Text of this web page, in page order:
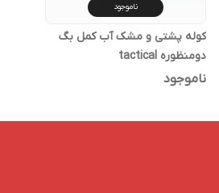
ناموجود
کوله پشتی و مشک آب کمل بگ
دومنظوره tactical
ناموجود